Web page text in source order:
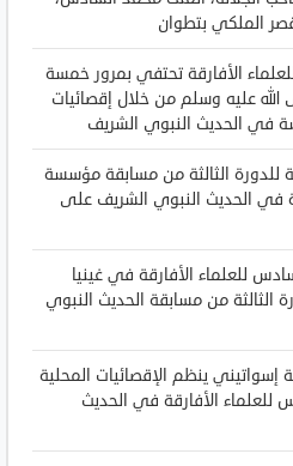
الملكي بتطوان
الأفارقة تحتفي بمرور خمسة
عليه وسلم من خلال إقصائيات
في الحديث النبوي الشريف
للدورة الثالثة من مسابقة مؤسسة
في الحديث النبوي الشريف على
للعلماء الأفارقة في غينيا
الثالثة من مسابقة الحديث النبوي
ينظم الإقصائيات المحلية
الأفارقة في الحديث